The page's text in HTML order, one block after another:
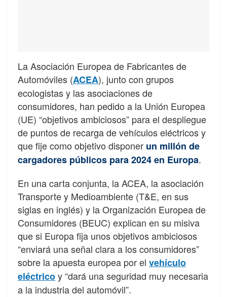
La Asociación Europea de Fabricantes de
Automóviles (ACEA), junto con grupos
ecologistas y las asociaciones de
consumidores, han pedido a la Unión Europea
(UE) “objetivos ambiciosos” para el despliegue
de puntos de recarga de vehículos eléctricos y
que fije como objetivo disponer un millón de
cargadores públicos para 2024 en Europa.
En una carta conjunta, la ACEA, la asociación
Transporte y Medioambiente (T&E, en sus
siglas en inglés) y la Organización Europea de
Consumidores (BEUC) explican en su misiva
que si Europa fija unos objetivos ambiciosos
“enviará una señal clara a los consumidores”
sobre la apuesta europea por el vehículo
eléctricoy “dará una seguridad muy necesaria
a la industria del automóvil”.